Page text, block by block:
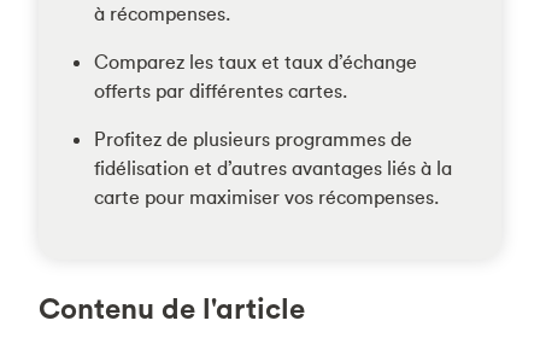
à récompenses.
Comparez les taux et taux d’échange
offerts par différentes cartes.
Profitez de plusieurs programmes de
fidélisation et d’autres avantages liés à la
carte pour maximiser vos récompenses.
Contenu de l'article